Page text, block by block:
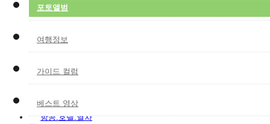
비즈니스
박람회
전시/공연
VIP 의전
독일여행
예약 대행 서비스
항공.호텔.열차
포토앨범
여행정보
가이드 컬럼
베스트 영상